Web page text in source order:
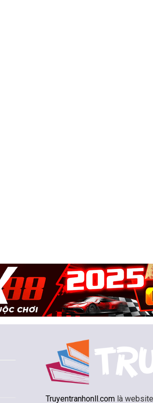
Truyentranhonll.com là